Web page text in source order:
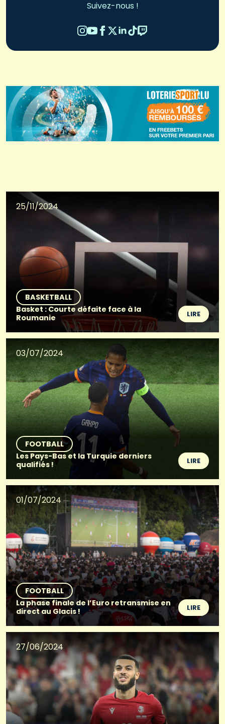
Suivez-nous !
25/11/2024
BASKETBALL
Basket : Courte défaite face à la
Roumanie
LIRE
03/07/2024
FOOTBALL
Les Pays-Bas et la Turquie derniers
qualifiés !
LIRE
01/07/2024
FOOTBALL
La phase finale de l’Euro retransmise en
direct au Glacis !
LIRE
27/06/2024